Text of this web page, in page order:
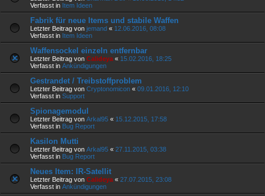
Verfasst in Item Ideen
Fabrik für neue Items und stabile Waffen
Letzter Beitrag von jemand « 12.06.2016, 08:08
Verfasst in Item Ideen
Waffensockel einzeln entfernbar
Letzter Beitrag von Calideya « 15.02.2016, 18:25
Verfasst in Ankündigungen
Gestrandet / Treibstoffproblem
Letzter Beitrag von Cryptonomicon « 09.01.2016, 12:10
Verfasst in Support
Spionagemodul
Letzter Beitrag von Arkal95 « 15.12.2015, 17:58
Verfasst in Bug Report
Kasilon Mutti
Letzter Beitrag von Arkal95 « 27.11.2015, 03:38
Verfasst in Bug Report
Neues Item: IR-Satellit
Letzter Beitrag von Calideya « 27.07.2015, 23:08
Verfasst in Ankündigungen